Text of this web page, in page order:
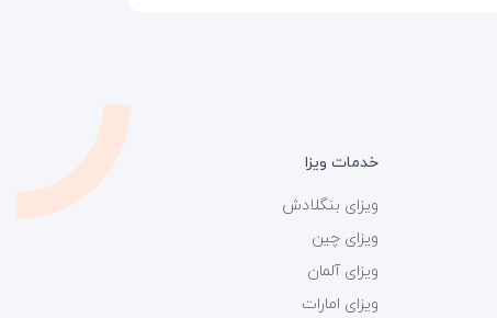
خدمات ویزا
ویزای بنگلادش
ویزای چین
ویزای آلمان
ویزای امارات